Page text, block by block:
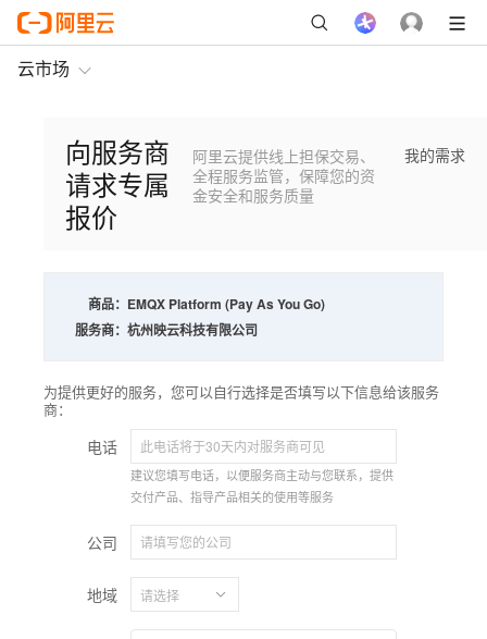
云市场
向服务商
请求专属
报价
阿里云提供线上担保交易、
全程服务监管，保障您的资
金安全和服务质量
我的需求
商品： EMQX Platform (Pay As You Go)
服务商： 杭州映云科技有限公司
为提供更好的服务，您可以自行选择是否填写以下信息给该服务
商：
电话
建议您填写电话，以便服务商主动与您联系，提供
交付产品、指导产品相关的使用等服务
公司
地域